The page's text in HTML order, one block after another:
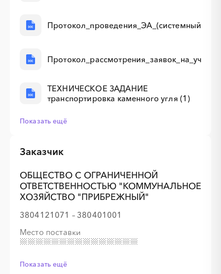
ТЕХНИЧЕСКОЕ ЗАДАНИЕ
транспортировка каменного угля (1)
Показать ещё
Заказчик
ОБЩЕСТВО С ОГРАНИЧЕННОЙ
ОТВЕТСТВЕННОСТЬЮ "КОММУНАЛЬНОЕ
ХОЗЯЙСТВО "ПРИБРЕЖНЫЙ"
3804121071 – 380401001
Место поставки
Показать ещё